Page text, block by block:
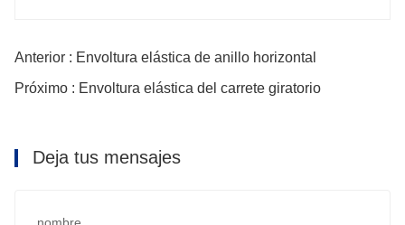
Anterior : Envoltura elástica de anillo horizontal
Próximo : Envoltura elástica del carrete giratorio
Deja tus mensajes
nombre